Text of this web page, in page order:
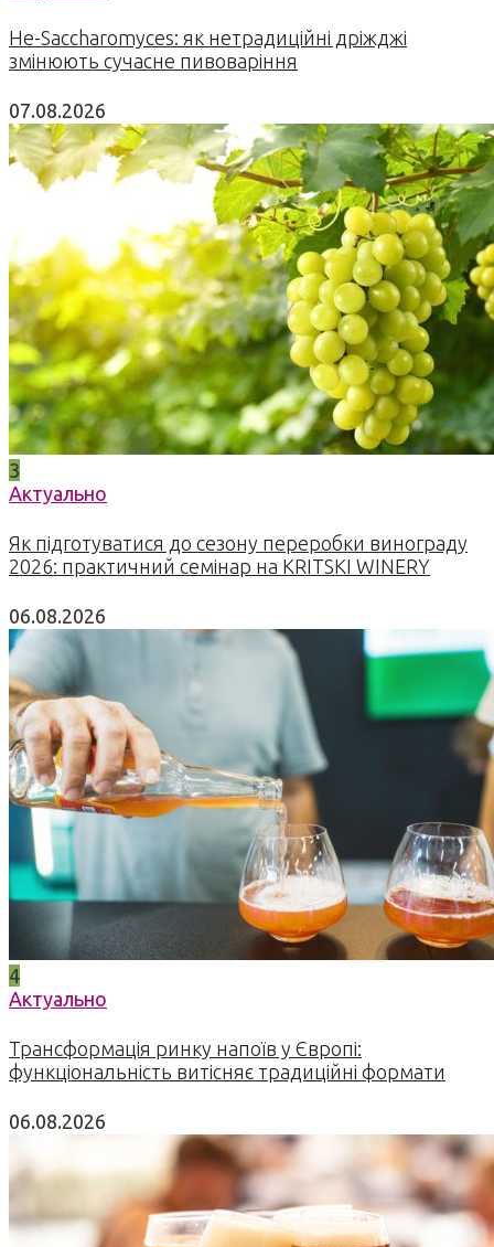
Не-Saccharomyces: як нетрадиційні дріжджі
змінюють сучасне пивоваріння
07.08.2026
3
Актуально
Як підготуватися до сезону переробки винограду
2026: практичний семінар на KRITSKI WINERY
06.08.2026
4
Актуально
Трансформація ринку напоїв у Європі:
функціональність витісняє традиційні формати
06.08.2026